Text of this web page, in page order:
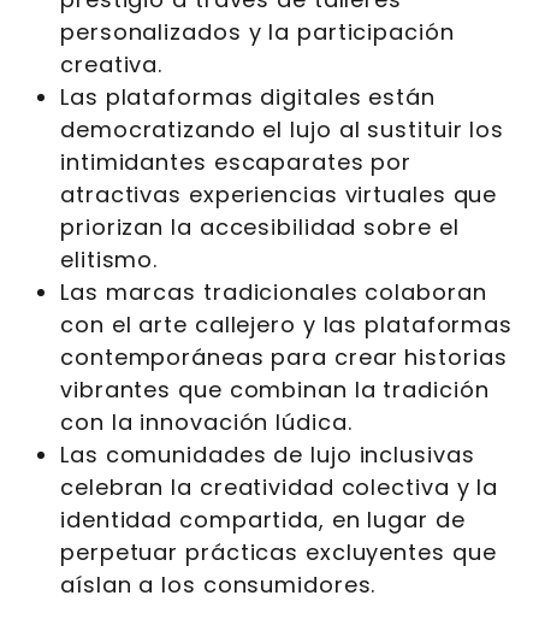
personalizados y la participación
creativa.
Las plataformas digitales están
democratizando el lujo al sustituir los
intimidantes escaparates por
atractivas experiencias virtuales que
priorizan la accesibilidad sobre el
elitismo.
Las marcas tradicionales colaboran
con el arte callejero y las plataformas
contemporáneas para crear historias
vibrantes que combinan la tradición
con la innovación lúdica.
Las comunidades de lujo inclusivas
celebran la creatividad colectiva y la
identidad compartida, en lugar de
perpetuar prácticas excluyentes que
aíslan a los consumidores.